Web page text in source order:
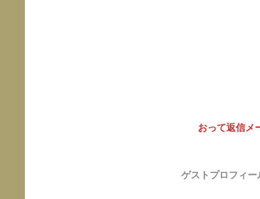
おって返信メ
ゲストプロフィー